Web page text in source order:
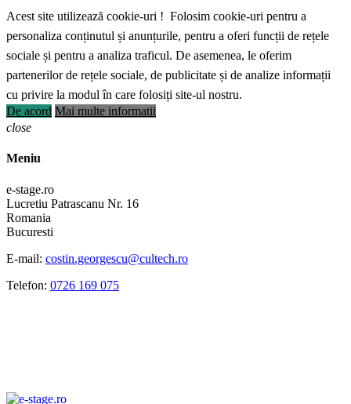
Acest site utilizează cookie-uri ! Folosim cookie-uri pentru a
personaliza conținutul și anunțurile, pentru a oferi funcții de rețele
sociale și pentru a analiza traficul. De asemenea, le oferim
partenerilor de rețele sociale, de publicitate și de analize informații
cu privire la modul în care folosiți site-ul nostru.
De acord Mai multe informatii
close
Meniu
e-stage.ro
Lucretiu Patrascanu Nr. 16
Romania
Bucuresti
E-mail: costin.georgescu@cultech.ro
Telefon: 0726 169 075